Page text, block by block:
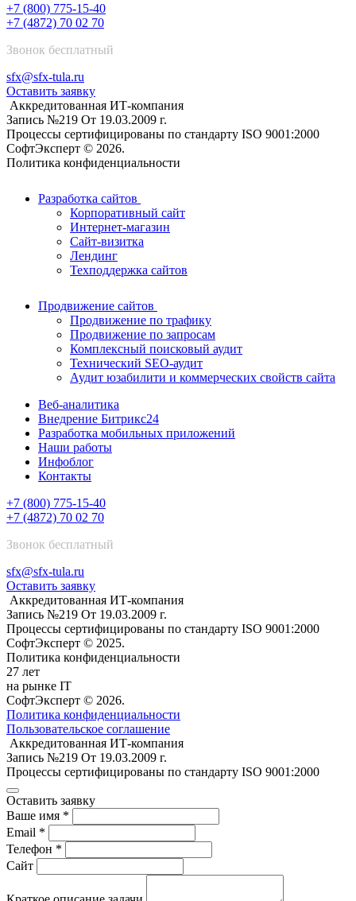
+7 (800) 775-15-40
+7 (4872) 70 02 70
Звонок бесплатный
sfx@sfx-tula.ru
Оставить заявку
Аккредитованная ИТ-компания
Запись №219 От 19.03.2009 г.
Процессы сертифицированы по стандарту ISO 9001:2000
СофтЭксперт © 2026.
Политика конфиденциальности
Разработка сайтов
Корпоративный сайт
Интернет-магазин
Сайт-визитка
Лендинг
Техподдержка сайтов
Продвижение сайтов
Продвижение по трафику
Продвижение по запросам
Комплексный поисковый аудит
Технический SEO-аудит
Аудит юзабилити и коммерческих свойств сайта
Веб-аналитика
Внедрение Битрикс24
Разработка мобильных приложений
Наши работы
Инфоблог
Контакты
+7 (800) 775-15-40
+7 (4872) 70 02 70
Звонок бесплатный
sfx@sfx-tula.ru
Оставить заявку
Аккредитованная ИТ-компания
Запись №219 От 19.03.2009 г.
Процессы сертифицированы по стандарту ISO 9001:2000
СофтЭксперт © 2025.
Политика конфиденциальности
27 лет
на рынке IT
СофтЭксперт © 2026.
Политика конфиденциальности
Пользовательское соглашение
Аккредитованная ИТ-компания
Запись №219 От 19.03.2009 г.
Процессы сертифицированы по стандарту ISO 9001:2000
Оставить заявку
Ваше имя *
Email *
Телефон *
Сайт